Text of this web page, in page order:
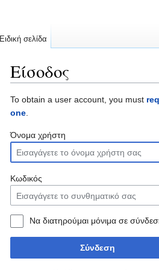
Είσοδος
To obtain a user account, you must
one.
Όνομα χρήστη
Κωδικός
Να διατηρούμαι μόνιμα σε
Σύνδεση
Ειδική σελίδα